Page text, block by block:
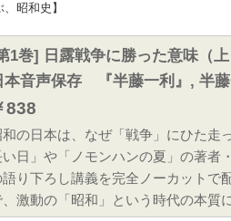
昭和史】
1巻] 日露戦争に勝った意味（
本音声保存 『半藤一利』, 半
838
和の日本は、なぜ「戦争」にひた
い日」や「ノモンハンの夏」の著者
語り下ろし講義を完全ノーカットで
、激動の「昭和」という時代の本質